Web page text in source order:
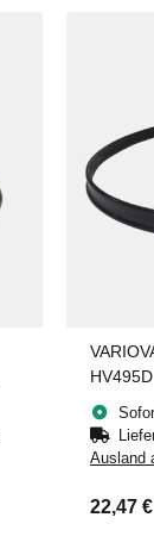
HV495D
Ausland
22,47 €